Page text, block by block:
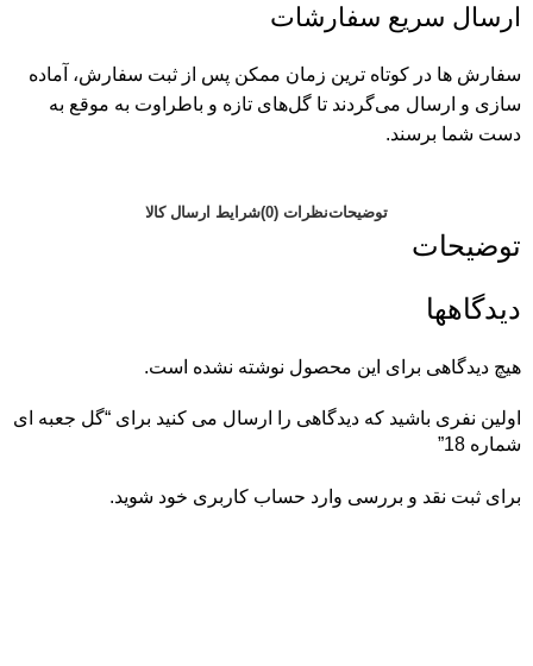
ارسال سریع سفارشات
سفارش ها در کوتاه ترین زمان ممکن پس از ثبت سفارش، آماده
سازی و ارسال می‌گردند تا گل‌های تازه و باطراوت به موقع به
دست شما برسند.
توضیحاتنظرات (0) شرایط ارسال کالا
توضیحات
دیدگاهها
هیچ دیدگاهی برای این محصول نوشته نشده است.
اولین نفری باشید که دیدگاهی را ارسال می کنید برای “گل جعبه ای
شماره 18”
برای ثبت نقد و بررسی وارد حساب کاربری خود شوید.